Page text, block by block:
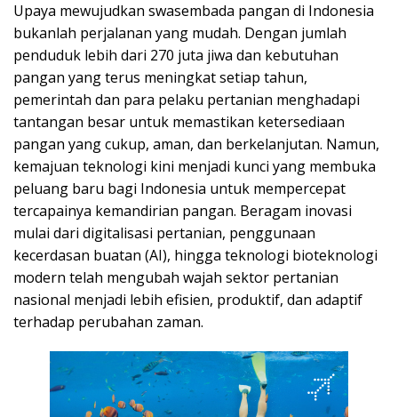
Upaya mewujudkan swasembada pangan di Indonesia
bukanlah perjalanan yang mudah. Dengan jumlah
penduduk lebih dari 270 juta jiwa dan kebutuhan
pangan yang terus meningkat setiap tahun,
pemerintah dan para pelaku pertanian menghadapi
tantangan besar untuk memastikan ketersediaan
pangan yang cukup, aman, dan berkelanjutan. Namun,
kemajuan teknologi kini menjadi kunci yang membuka
peluang baru bagi Indonesia untuk mempercepat
tercapainya kemandirian pangan. Beragam inovasi
mulai dari digitalisasi pertanian, penggunaan
kecerdasan buatan (AI), hingga teknologi bioteknologi
modern telah mengubah wajah sektor pertanian
nasional menjadi lebih efisien, produktif, dan adaptif
terhadap perubahan zaman.